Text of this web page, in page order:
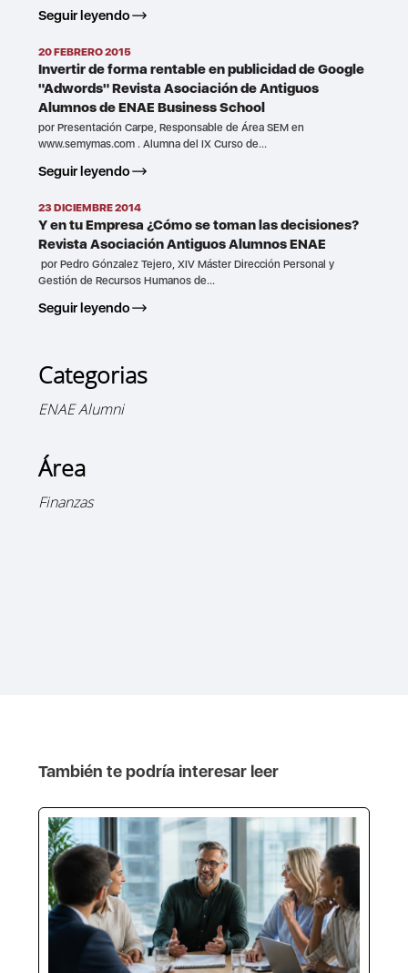
Seguir leyendo
20 FEBRERO 2015
Invertir de forma rentable en publicidad de Google
"Adwords" Revista Asociación de Antiguos
Alumnos de ENAE Business School
por Presentación Carpe, Responsable de Área SEM en
www.semymas.com . Alumna del IX Curso de...
Seguir leyendo
23 DICIEMBRE 2014
Y en tu Empresa ¿Cómo se toman las decisiones?
Revista Asociación Antiguos Alumnos ENAE
por Pedro Gónzalez Tejero, XIV Máster Dirección Personal y
Gestión de Recursos Humanos de...
Seguir leyendo
Categorias
ENAE Alumni
Área
Finanzas
También te podría interesar leer